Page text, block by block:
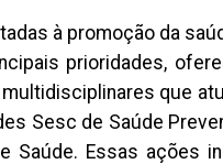
à promoção da
prioridades,
que
Sesc de Saúde
Saúde. Essas ações